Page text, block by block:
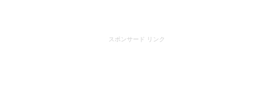
スポンサード リンク